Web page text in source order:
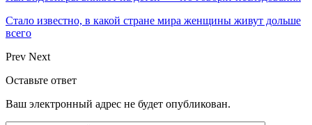
Стало известно, в какой стране мира женщины живут дольше
всего
Prev Next
Оставьте ответ
Ваш электронный адрес не будет опубликован.